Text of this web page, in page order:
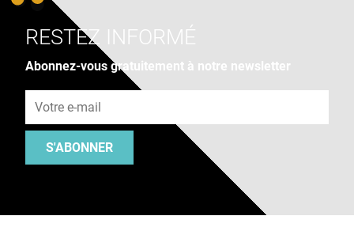
RESTEZ INFORMÉ
Abonnez-vous gratuitement à notre newsletter
S'ABONNER